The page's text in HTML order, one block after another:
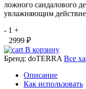
ложного сандалового
увлажняющим
- 1 +
2999 ₽
В корзину
Бренд: doTERRA Все
Описание
Как использовать